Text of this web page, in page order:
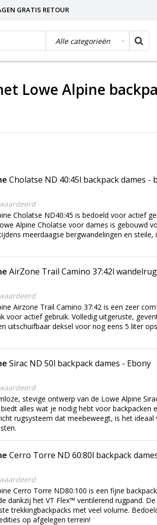
GRATIS RETOUR
Lowe Alpine
Cholatse ND 40:45l backpack dames -
Cholatse ND40:45 is bedoeld voor actief
Alpine Cholatse voor dames is gebouwd
meerdaagse bergwandelingen en steile,
AirZone Trail Camino 37:42l wandelrugzak -
Airzone Trail Camino 37:42 is een zeer
voor actief gebruik. Volledig uitgeruste,
uitschuifbaar deksel voor nog eens 5 liter
Sirac ND 50l backpack dames - Ebony
stevige ontwerp van de Lowe Alpine
alles wat je nodig hebt voor backpacken
rugsysteem dat meebeweegt, is het
Cerro Torre ND 60:80l backpack
Cerro Torre ND80:100 is een fijne
dankzij het VT Flex™ ventilerend rugpand.
trekkingbackpacks met veel volume.
op afgelegen terrein!